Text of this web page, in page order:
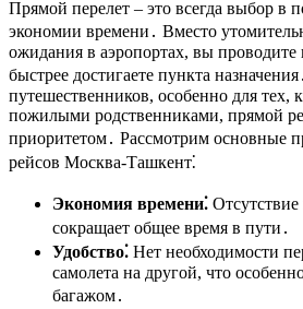
Прямой перелет – это всегда выбор в
экономии времени․ Вместо
ожидания в аэропортах, вы проводите
быстрее достигаете пункта
путешественников, особенно для тех,
пожилыми родственниками, прямой
приоритетом․ Рассмотрим основные
рейсов Москва-Ташкент⁚
Экономия времени⁚ Отсутствие
сокращает общее время в пути․
Удобство⁚ Нет необходимости
самолета на другой, что
багажом․